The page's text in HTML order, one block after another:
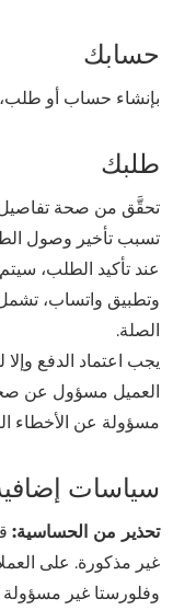
حسابك
بإنشاء حساب أو
طلبك
تحقَّق من صحة تفاصيل
تسبب تأخير وصول
عند تأكيد الطلب، سيتم
وتطبيق واتساب،
الصلة.
يجب اعتماد الدفع وإلا
العميل مسؤول عن صحة
مسؤولة عن الأخطاء
سياسات إضافية
تحذير من الحساسية:قد
غير مذكورة. على
وفلورستا غير مسؤولة